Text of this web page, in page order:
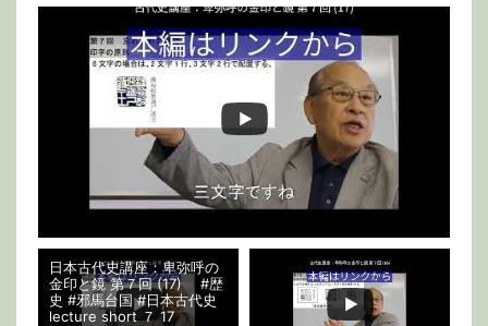
日本古代史講座：卑弥呼の
金印と鏡 第７回 (17) #歴
史 #邪馬台国 #日本古代史
lecture short ７ 17